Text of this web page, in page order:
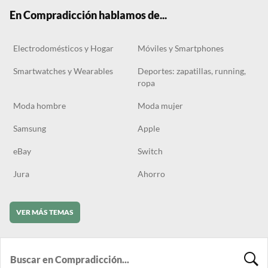
En Compradicción hablamos de...
Electrodomésticos y Hogar Móviles y Smartphones
Smartwatches y Wearables
Deportes: zapatillas, running,
ropa
Moda hombre Moda mujer
Samsung Apple
eBay Switch
Jura Ahorro
VER MÁS TEMAS